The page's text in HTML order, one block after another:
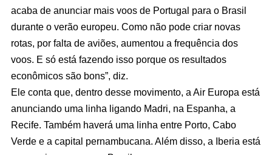
acaba de anunciar mais voos de Portugal para o Brasil
durante o verão europeu. Como não pode criar novas
rotas, por falta de aviões, aumentou a frequência dos
voos. E só está fazendo isso porque os resultados
econômicos são bons”, diz.
Ele conta que, dentro desse movimento, a Air Europa está
anunciando uma linha ligando Madri, na Espanha, a
Recife. Também haverá uma linha entre Porto, Cabo
Verde e a capital pernambucana. Além disso, a Iberia está